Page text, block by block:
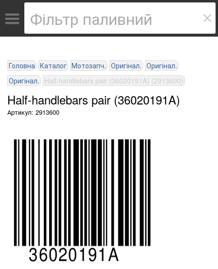
Головна Каталог Мотозапч. Оригінал. Оригінал.
Оригінал. Half-handlebars pair (36020191A) (2913600)
Half-handlebars pair (36020191A)
Артикул: 2913600